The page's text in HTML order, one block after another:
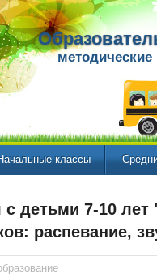
классы
с детьми 7-10
распевание,